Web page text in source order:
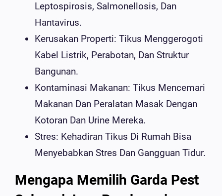
Leptospirosis, Salmonellosis, Dan
Hantavirus.
Kerusakan Properti: Tikus Menggerogoti
Kabel Listrik, Perabotan, Dan Struktur
Bangunan.
Kontaminasi Makanan: Tikus Mencemari
Makanan Dan Peralatan Masak Dengan
Kotoran Dan Urine Mereka.
Stres: Kehadiran Tikus Di Rumah Bisa
Menyebabkan Stres Dan Gangguan Tidur.
Mengapa Memilih Garda Pest